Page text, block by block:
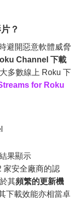
？
避開惡意軟體威脅
Channel 下載
多數線上 Roku 下
for Roku
果顯示
家安全廠商的認
其頻繁的更新機
下載效能亦相當卓